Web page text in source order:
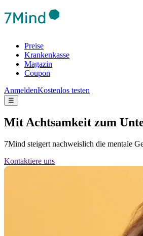
Preise
Krankenkasse
Magazin
Coupon
AnmeldenKostenlos testen
☰
Mit Achtsamkeit zum
7Mind steigert nachweislich die mentale
Kontaktiere uns